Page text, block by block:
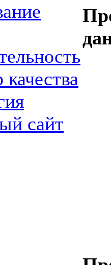
сайт